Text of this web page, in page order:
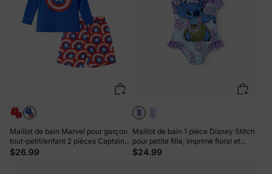
Maillot de bain Marvel pour garçon
tout-petit/enfant 2 pièces Captain
America UPF50+ à imprimé intégral
$26.99
Maillot de bain 1 pièce Disney Stitch
pour petite fille, imprimé floral et
rayé coloré, épaules dénudées,
$24.99